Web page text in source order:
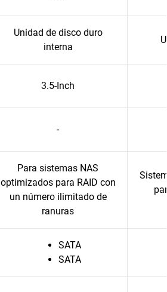
Unidad de disco duro
interna
3.5-Inch
-
Para sistemas NAS
optimizados para RAID con
un número ilimitado de
ranuras
SATA
SATA